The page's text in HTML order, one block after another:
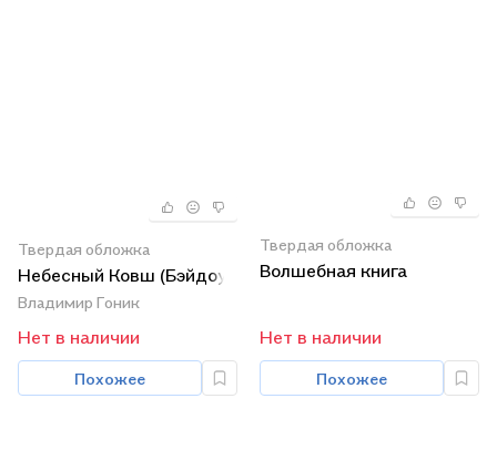
Твердая обложка
Небесный Ковш (Бэйдоу)
Владимир Гоник
Нет в наличии
Похожее
Твердая обложка
Волшебная книга
Нет в наличии
Похожее